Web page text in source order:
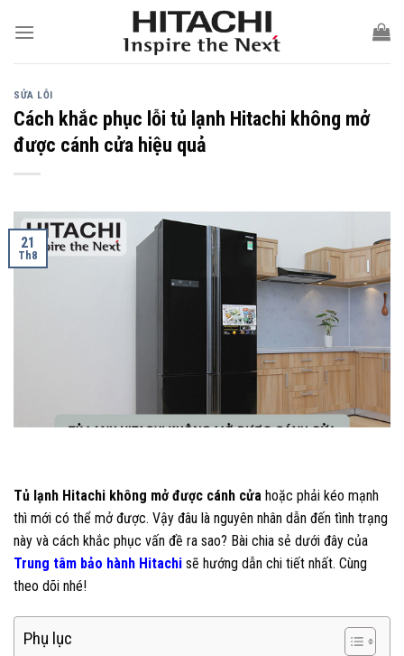
SỬA LỖI
Cách khắc phục lỗi tủ lạnh Hitachi không mở
được cánh cửa hiệu quả
21
Th8
Tủ lạnh Hitachi không mở được cánh cửa hoặc phải kéo mạnh
thì mới có thể mở được. Vậy đâu là nguyên nhân dẫn đến tình trạng
này và cách khắc phục vấn đề ra sao? Bài chia sẻ dưới đây của
Trung tâm bảo hành Hitachi sẽ hướng dẫn chi tiết nhất. Cùng
theo dõi nhé!
Phụ lục